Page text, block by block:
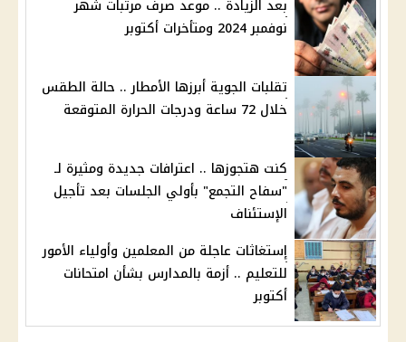
بعد الزيادة .. موعد صرف مرتبات شهر
نوفمبر 2024 ومتأخرات أكتوبر
تقلبات الجوية أبرزها الأمطار .. حالة الطقس
خلال 72 ساعة ودرجات الحرارة المتوقعة
كنت هتجوزها .. اعترافات جديدة ومثيرة لـ
"سفاح التجمع" بأولي الجلسات بعد تأجيل
الإستئناف
إستغاثات عاجلة من المعلمين وأولياء الأمور
للتعليم .. أزمة بالمدارس بشأن امتحانات
أكتوبر